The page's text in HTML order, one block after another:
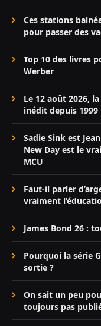
Ces stations
pour passer des
Top 10 des livres
Werber
Le 12 août 2026,
inédit depuis 1999
Sadie Sink est
New Day est le
MCU
Faut-il parler
vraiment
James Bond 26 :
Pourquoi la série
sortie ?
On sait un peu
toujours pas